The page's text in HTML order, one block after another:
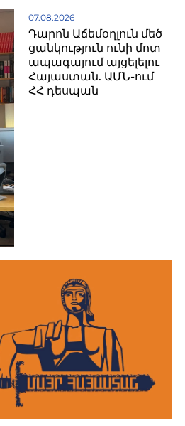
07.08.2026
Դարոն Աճեմօղլուն մեծ
ցանկություն ունի մոտ
ապագայում այցելելու
Հայաստան. ԱՄՆ-ում
ՀՀ դեսպան